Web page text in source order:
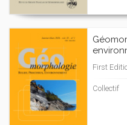
First
Collectif